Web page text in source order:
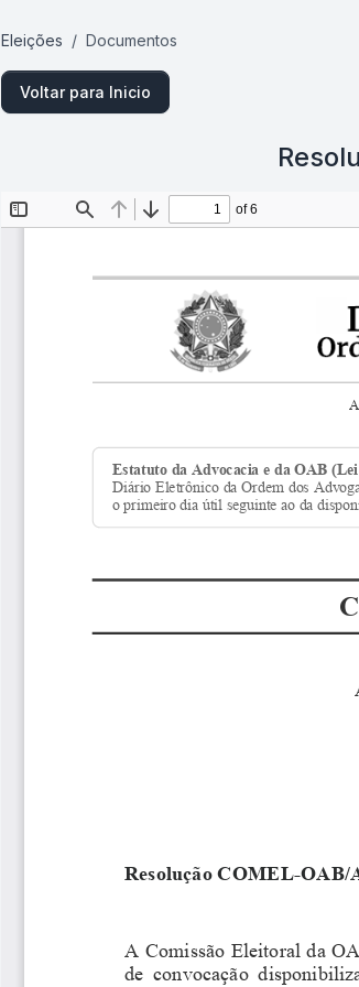
Eleições Documentos
Voltar para Inicio